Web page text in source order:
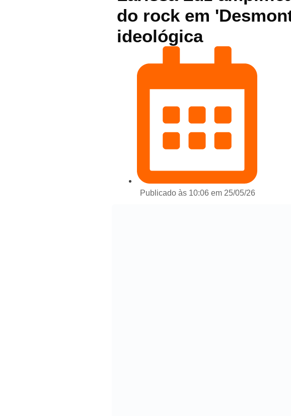
do rock em
ideológica
Publicado às 10:06 em 25/05/26